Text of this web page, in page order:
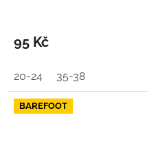
95 Kč
20-24 35-38
BAREFOOT